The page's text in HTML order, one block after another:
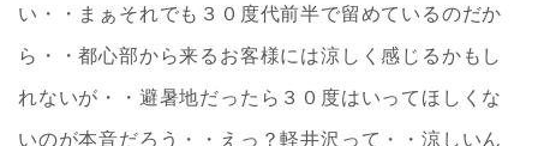
い・・まぁそれでも３０度代前半で留めているのだか
ら・・都心部から来るお客様には涼しく感じるかもし
れないが・・避暑地だったら３０度はいってほしくな
いのが本音だろう・・えっ？軽井沢って・・涼しいん